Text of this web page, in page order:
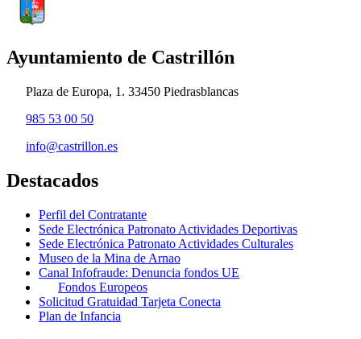
Ayuntamiento de Castrillón
Plaza de Europa, 1. 33450 Piedrasblancas
985 53 00 50
info@castrillon.es
Destacados
Perfil del Contratante
Sede Electrónica Patronato Actividades Deportivas
Sede Electrónica Patronato Actividades Culturales
Museo de la Mina de Arnao
Canal Infofraude: Denuncia fondos UE
Fondos Europeos
Solicitud Gratuidad Tarjeta Conecta
Plan de Infancia